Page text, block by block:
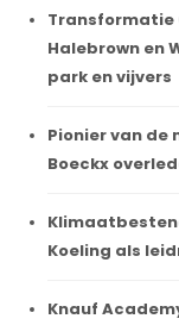
Transformatie
Halebrown en
park en vijvers
Pionier van
Boeckx
Koeling als
Knauf